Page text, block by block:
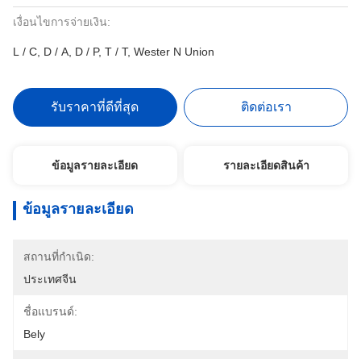
เงื่อนไขการจ่ายเงิน:
L / C, D / A, D / P, T / T, Wester N Union
รับราคาที่ดีที่สุด ติดต่อเรา
ข้อมูลรายละเอียด รายละเอียดสินค้า
ข้อมูลรายละเอียด
สถานที่กำเนิด:
ประเทศจีน
ชื่อแบรนด์:
Bely